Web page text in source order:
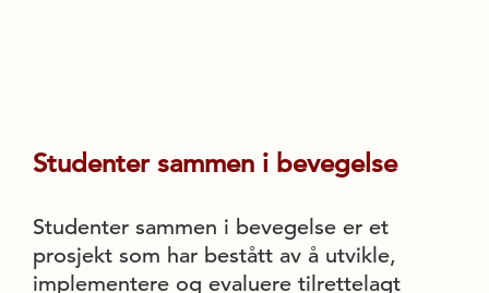
Studenter sammen i bevegelse
Studenter sammen i bevegelse er et
prosjekt som har bestått av å utvikle,
implementere og evaluere tilrettelagt